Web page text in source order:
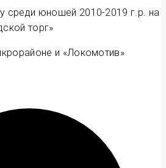
среди юношей 2010-2019 г.р. на
торг»
и «Локомотив»